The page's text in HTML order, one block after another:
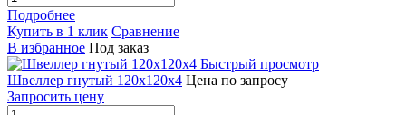
Подробнее
Купить в 1 клик Сравнение
В избранное Под заказ
Быстрый просмотр
Швеллер гнутый 120х120х4 Цена по запросу
Запросить цену